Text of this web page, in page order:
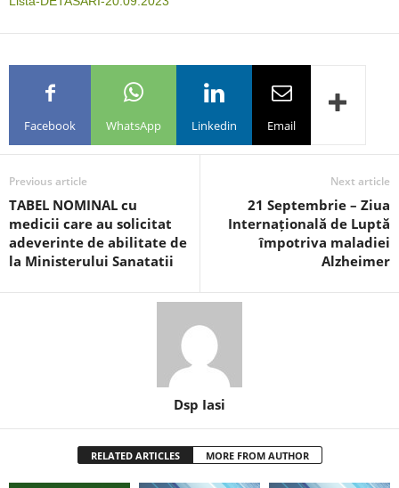
Facebook WhatsApp Linkedin Email
Previous article
TABEL NOMINAL cu
medicii care au solicitat
adeverinte de abilitate de
la Ministerului Sanatatii
Next article
21 Septembrie – Ziua
Internațională de Luptă
împotriva maladiei
Alzheimer
Dsp Iasi
RELATED ARTICLES MORE FROM AUTHOR